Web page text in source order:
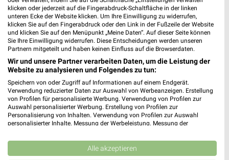
Mohr Filialen & Öffnungszeiten für DOLLERN
Mott Optik Filialen & Öffnungszeiten für
Hamburg
Mr. Wash Filialen & Öffnungszeiten für Hamburg
klicken oder jederzeit auf die Fingerabdruck-Schaltfläche in der linken
unteren Ecke der Website klicken. Um Ihre Einwilligung zu widerrufen,
klicken Sie auf den Fingerabdruck oder den Link in der Fußzeile der Website
und klicken Sie auf den Menüpunkt „Meine Daten“. Auf dieser Seite können
Sie Ihre Einwilligung widerrufen. Diese Entscheidungen werden unseren
Partnern mitgeteilt und haben keinen Einfluss auf die Browserdaten.
Wir und unsere Partner verarbeiten Daten, um die Leistung der
Website zu analysieren und Folgendes zu tun:
Speichern von oder Zugriff auf Informationen auf einem Endgerät.
Verwendung reduzierter Daten zur Auswahl von Werbeanzeigen. Erstellung
von Profilen für personalisierte Werbung. Verwendung von Profilen zur
Auswahl personalisierter Werbung. Erstellung von Profilen zur
Personalisierung von Inhalten. Verwendung von Profilen zur Auswahl
personalisierter Inhalte. Messung der Werbeleistung. Messung der
Kombinationen von Daten aus verschiedenen Quellen. Entwicklung und
Verbesserung der Angebote. Verwendung reduzierter Daten zur Auswahl
von Inhalten.
Alle akzeptieren